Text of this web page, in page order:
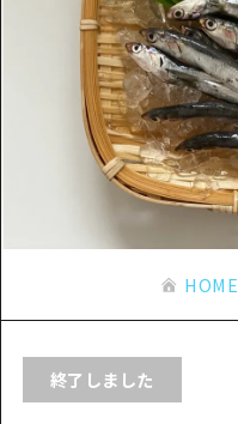
おすす
アート
イベン
グルメ
サイク
ショッ
ナイト
世界遺産
モデル
Dive!
広島も
あたら
広島市
安芸
備後
スポット
スポッ
広島市
安芸
備後
備北
宮島周辺
イベント
旬情報
お役立ち
アクセス
二次交
HOME
HOME
終了しました